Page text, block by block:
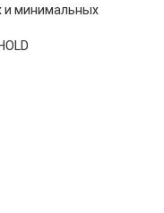
и минимальных